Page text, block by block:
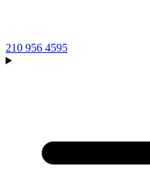
210 956 4595